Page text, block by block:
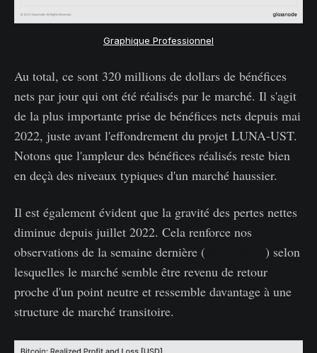
Graphique Professionnel
Au total, ce sont 320 millions de dollars de bénéfices
nets par jour qui ont été réalisés par le marché. Il s'agit
de la plus importante prise de bénéfices nets depuis mai
2022, juste avant l'effondrement du projet LUNA-UST.
Notons que l'ampleur des bénéfices réalisés reste bien
en deçà des niveaux typiques d'un marché haussier.
Il est également évident que la gravité des pertes nettes
diminue depuis juillet 2022. Cela renforce nos
observations de la semaine dernière (
) selon
lesquelles le marché semble être revenu de retour
proche d'un point neutre et ressemble davantage à une
structure de marché transitoire.